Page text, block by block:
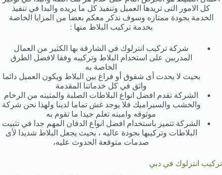
كل الامور التى تريدها العميل وتنفيذ كل ما يريده والبدا في تنفيذ
الخدمة بجودة ممتازه وسوف نذكر معكم بعضا من المزايا الخاصة
بخدمة تركيب البلاط منها :
شركة تركيب انترلوك في الشارقة بها الكثير من العمال
المدربين على استخدام البلاط وتركيبه وفقا لافضل الطرق
الخاصة به
بحيث لا يحدث أى شقوق أو فراغ بين البلاط ويكون العميل دائما
واثق في كل خدماتنا المقدمة
الشركة تقدم افضل انواع البلاطات الصلبة والمتينه من الرخام
والخشب والسيراميك فلا يوجد غش تماما لدينا ولهذا نحن شركة
موثوقه وامينه تعلم جيدا ما تقوم به
الشركة تتميز باستخدام افضل انواع الدفان المهم جدا في تثبيت
البلاطات وتركيبها بجودة عاليه ، بحيث يجعل البلاط شديدا لأى
صدمات متوقعة الحدوث عليه،
تركيب انترلوك في دبي